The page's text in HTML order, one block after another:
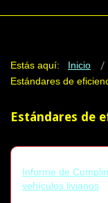
Estás aquí: Inicio
Estándares de
Estándares de
Informe de
vehículos livianos